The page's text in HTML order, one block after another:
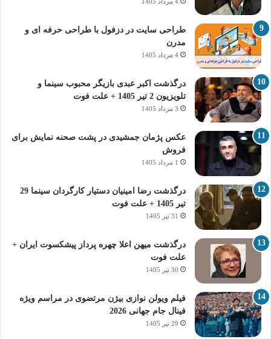
طراحی سایت در دزفول با طراحی حرفه‌ ای و
مدرن
4 مرداد 1405
درگذشت اکبر عبدی بازیگر محبوب سینما و
تلویزیون 2 تیر 1405 + علت فوت
3 مرداد 1405
عکس پژمان جمشیدی در پشت صحنه نمایش برای
فروش
1 مرداد 1405
درگذشت رضا امینیان دستیار کارگردان سینما 29
تیر 1405 + علت فوت
31 تیر 1405
درگذشت میهن اعلا چهره پرداز پیشکسوت ایران +
علت فوت
30 تیر 1405
فیلم ویولن نوازی بیژن مرتضوی در مراسم ویژه
فینال جام جهانی 2026
29 تیر 1405